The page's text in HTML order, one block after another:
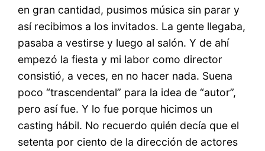
en gran cantidad, pusimos música sin parar y
así recibimos a los invitados. La gente llegaba,
pasaba a vestirse y luego al salón. Y de ahí
empezó la fiesta y mi labor como director
consistió, a veces, en no hacer nada. Suena
poco “trascendental” para la idea de “autor”,
pero así fue. Y lo fue porque hicimos un
casting hábil. No recuerdo quién decía que el
setenta por ciento de la dirección de actores